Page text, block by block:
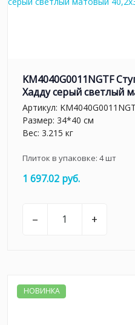
KM4040G0011NGTF
Хадду серый светлый
Артикул:
Размер: 34*40 см
Вес: 3.215 кг
Плиток в упаковке: 4шт
1 697.02 руб.
– +
НОВИНКА